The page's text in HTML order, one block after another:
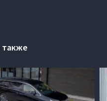
также